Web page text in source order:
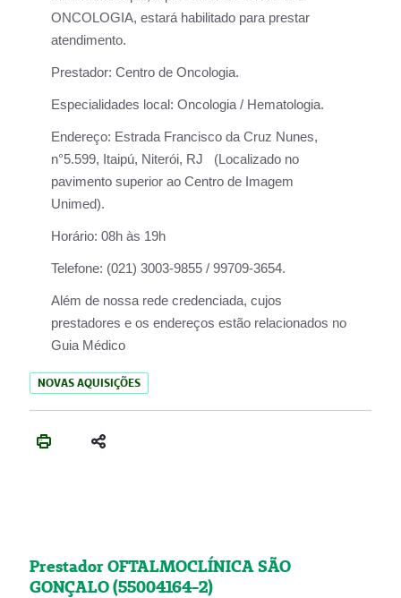
ONCOLOGIA, estará habilitado para prestar
atendimento.
Prestador: Centro de Oncologia.
Especialidades local: Oncologia / Hematologia.
Endereço: Estrada Francisco da Cruz Nunes,
n°5.599, Itaipú, Niterói, RJ (Localizado no
pavimento superior ao Centro de Imagem
Unimed).
Horário: 08h às 19h
Telefone: (021) 3003-9855 / 99709-3654.
Além de nossa rede credenciada, cujos
prestadores e os endereços estão relacionados no
Guia Médico
NOVAS AQUISIÇÕES
Prestador OFTALMOCLÍNICA SÃO
GONÇALO (55004164-2)